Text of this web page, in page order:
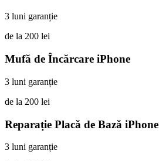
3 luni garanție
de la 200 lei
Mufă de Încărcare iPhone
3 luni garanție
de la 200 lei
Reparație Placă de Bază iPhone
3 luni garanție